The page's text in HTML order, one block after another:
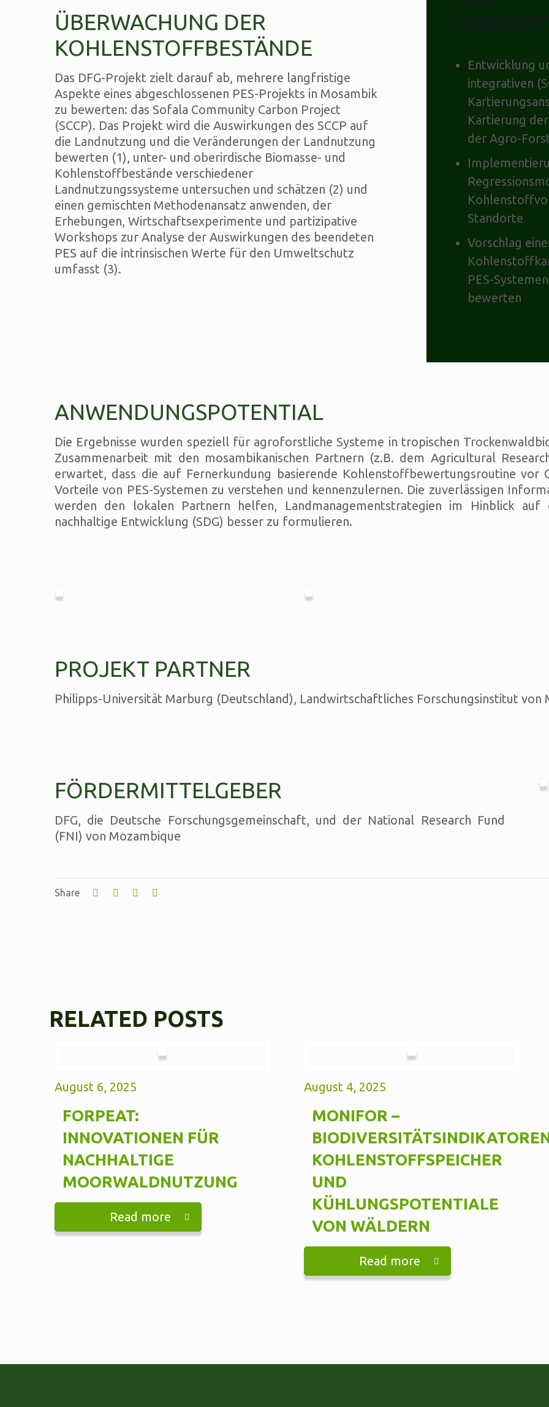
ÜBERWACHUNG DER
KOHLENSTOFFBESTÄNDE
Das DFG-Projekt zielt darauf ab, mehrere langfristige
Aspekte eines abgeschlossenen PES-Projekts in Mosambik
zu bewerten: das Sofala Community Carbon Project
(SCCP). Das Projekt wird die Auswirkungen des SCCP auf
die Landnutzung und die Veränderungen der Landnutzung
bewerten (1), unter- und oberirdische Biomasse- und
Kohlenstoffbestände verschiedener
Landnutzungssysteme untersuchen und schätzen (2) und
einen gemischten Methodenansatz anwenden, der
Erhebungen, Wirtschaftsexperimente und partizipative
Workshops zur Analyse der Auswirkungen des beendeten
PES auf die intrinsischen Werte für den Umweltschutz
umfasst (3).
Entwicklung
integrativen
Kartierung
der Agro-
Standorte
Vorschlag
PES-
bewerten
ANWENDUNGSPOTENTIAL
Die Ergebnisse wurden speziell für agroforstliche Systeme in tropischen
Zusammenarbeit mit den mosambikanischen Partnern (z.B. dem Agricultural
erwartet, dass die auf Fernerkundung basierende Kohlenstoffbewertungsroutine
Vorteile von PES-Systemen zu verstehen und kennenzulernen. Die zuverlässigen
werden den lokalen Partnern helfen, Landmanagementstrategien im Hinblick
nachhaltige Entwicklung (SDG) besser zu formulieren.
PROJEKT PARTNER
Philipps-Universität Marburg (Deutschland), Landwirtschaftliches Forschungsinstitut von
FÖRDERMITTELGEBER
DFG, die Deutsche Forschungsgemeinschaft, und der National Research Fund
(FNI) von Mozambique
Share
RELATED POSTS
August 6, 2025
FORPEAT:
INNOVATIONEN FÜR
NACHHALTIGE
MOORWALDNUTZUNG
Read more
August 4, 2025
MONIFOR –
KOHLENSTOFFSPEICHER
UND
KÜHLUNGSPOTENTIALE
VON WÄLDERN
Read more